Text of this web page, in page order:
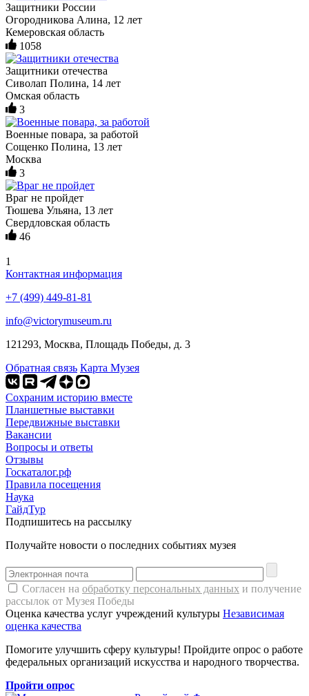
Защитники России
Огородникова Алина, 12 лет
Кемеровская область
1058
Защитники отечества
Сиволап Полина, 14 лет
Омская область
3
Военные повара, за работой
Сощенко Полина, 13 лет
Москва
3
Враг не пройдет
Тюшева Ульяна, 13 лет
Свердловская область
46
1
Контактная информация
+7 (499) 449-81-81
info@victorymuseum.ru
121293, Москва, Площадь Победы, д. 3
Обратная связь Карта Музея
Сохраним историю вместе
Планшетные выставки
Передвижные выставки
Вакансии
Вопросы и ответы
Отзывы
Госкаталог.рф
Правила посещения
Наука
ГайдТур
Подпишитесь на рассылку
Получайте новости о последних событиях музея
Согласен на обработку персональных данных и получение
рассылок от Музея Победы
Оценка качества услуг учреждений культуры Независимая
оценка качества
Помогите улучшить сферу культуры! Пройдите опрос о работе
федеральных организаций искусства и народного творчества.
Пройти опрос